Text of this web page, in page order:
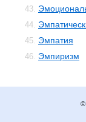
43.
44.
45. Эмпатия
46. Эмпиризм
©